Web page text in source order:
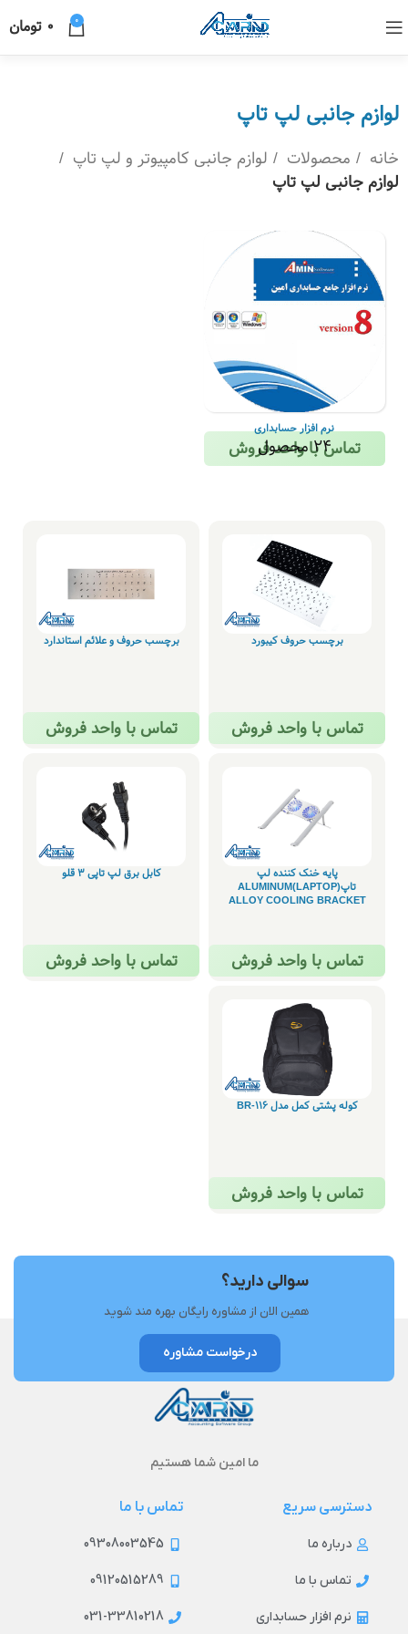
0
0 تومان
لوازم جانبی لپ تاپ
خانه محصولات
لوازم جانبی کامپیوتر و لپ تاپ
لوازم جانبی لپ تاپ
نرم افزار حسابداری
24 محصول
تماس با واحد فروش
برچسب حروف کیبورد
تماس با واحد فروش
برچسب حروف و علائم استاندارد
تماس با واحد فروش
پایه خنک کننده لپ
تاپ(LAPTOP)ALUMINUM
ALLOY COOLING BRACKET
تماس با واحد فروش
کابل برق لپ تاپی 3 قلو
تماس با واحد فروش
کوله پشتی کمل مدل BR-116
تماس با واحد فروش
سوالی دارید؟
همین الان از مشاوره رایگان بهره مند شوید
درخواست مشاوره
ما امین شما هستیم
دسترسی سریع
درباره ما
تماس با ما
نرم افزار حسابداری
تماس با ما
09308003545
09120515289
031-33810218